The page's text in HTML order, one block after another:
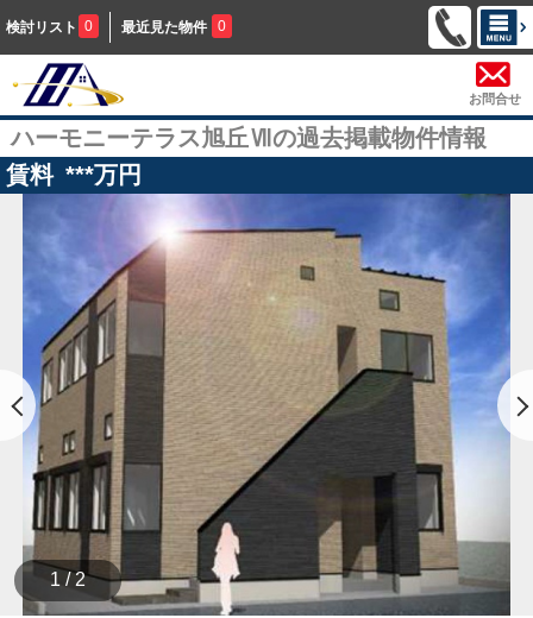
検討リスト 0 最近見た物件 0
お問合せ
ハーモニーテラス旭丘Ⅶの過去掲載物件情報
賃料 ***万円
1 / 2